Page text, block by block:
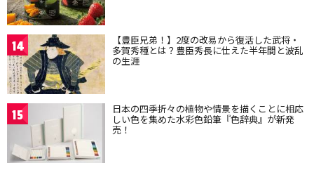
14 【豊臣兄弟！】2度の改易から復活した武将・
多賀秀種とは？豊臣秀長に仕えた半年間と波乱
の生涯
15 日本の四季折々の植物や情景を描くことに相応
しい色を集めた水彩色鉛筆『色辞典』が新発
売！